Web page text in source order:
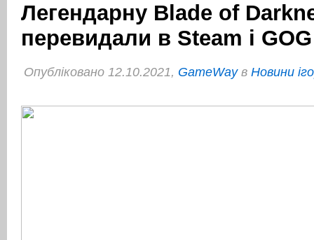
Легендарну Blade of
перевидали в Steam і
Опубліковано 12.10.2021, GameWayв Новини